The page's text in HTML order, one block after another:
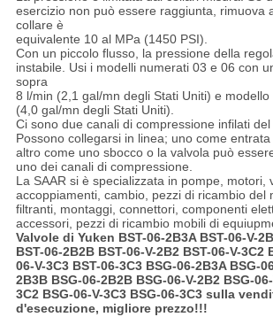
esercizio non può essere raggiunta, rimuova
collare è
equivalente 10 al MPa (1450 PSI).
Con un piccolo flusso, la pressione della
instabile. Usi i modelli numerati 03 e 06 con
sopra
8 l/min (2,1 gal/mn degli Stati Uniti) e
(4,0 gal/mn degli Stati Uniti).
Ci sono due canali di compressione infilati
Possono collegarsi in linea; uno come entrata
altro come uno sbocco o la valvola può
uno dei canali di compressione.
La SAAR si è specializzata in pompe, motori,
accoppiamenti, cambio, pezzi di ricambio del
filtranti, montaggi, connettori, componenti
accessori, pezzi di ricambio mobili di
Valvole di Yuken BST-06-2B3A BST-06-V-
BST-06-2B2B BST-06-V-2B2 BST-06-V-3C2
06-V-3C3 BST-06-3C3 BSG-06-2B3A BSG-
2B3B BSG-06-2B2B BSG-06-V-2B2 BSG-
3C2 BSG-06-V-3C3 BSG-06-3C3sulla
d'esecuzione, migliore prezzo!!!